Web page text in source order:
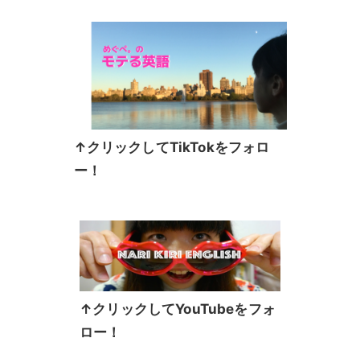
↑クリックしてTikTokをフォロ
ー！
↑クリックしてYouTubeをフォ
ロー！